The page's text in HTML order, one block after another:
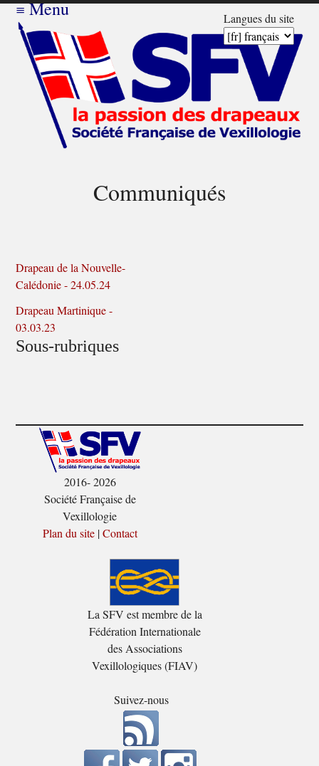
Langues du site
≡Menu
Communiqués
Drapeau de la Nouvelle-
Calédonie - 24.05.24
Drapeau Martinique -
03.03.23
Sous-rubriques
2016- 2026
Société Française de
Vexillologie
Plan du site|Contact
La SFV est membre de la
Fédération Internationale
des Associations
Vexillologiques (FIAV)
Suivez-nous